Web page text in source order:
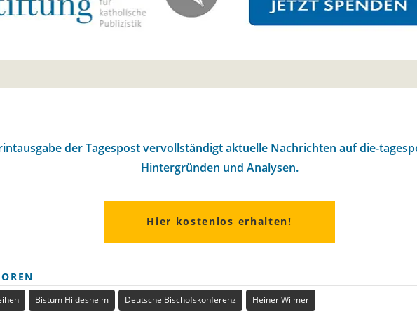
der Tagespost vervollständigt aktuelle Nachrichten auf die-
Hintergründen und Analysen.
Hier kostenlos erhalten!
Bistum Hildesheim Deutsche Bischofskonferenz Heiner Wilmer